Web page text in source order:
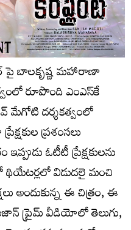
పై బాలకృష్ణ మహారాణా
రూపొంది ఎంఎస్‌కే
మేగోటి దర్శకత్వంలో
ప్రశంసలు
ఓటీటీ ప్రేక్షకులను
థియేటర్లలో విడుదలై మంచి
అందుకున్న ఈ చిత్రం, ఈ
ప్రైమ్ వీడియోలో తెలుగు,